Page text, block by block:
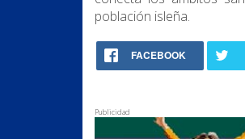
población isleña.
FACEBOOK
Publicidad